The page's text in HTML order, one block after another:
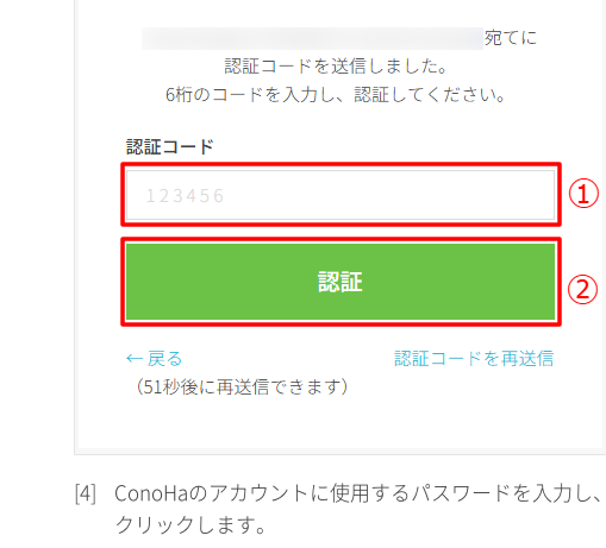
[4]
ConoHaのアカウントに使用するパスワードを入力し
クリックします。